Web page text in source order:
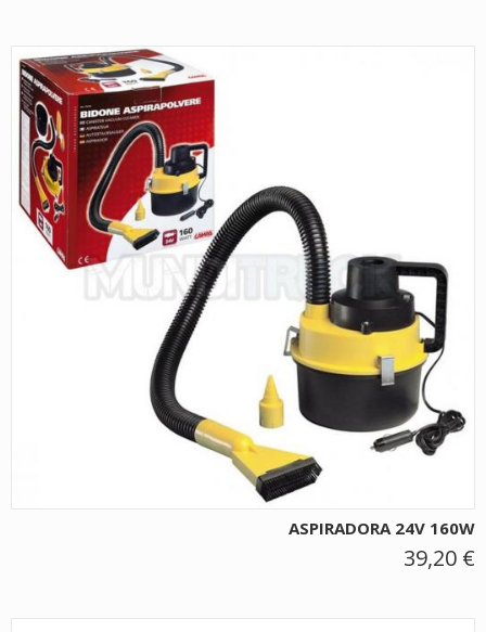
ASPIRADORA 24V 160W
39,20 €